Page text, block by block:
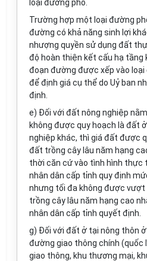
loại đường phố.
Trường hợp một loại đường
đường có khả năng sinh lợi
nhượng quyền sử dụng đất
độ hoàn thiện kết cấu hạ tầng
đoạn đường được xếp vào
để định giá cụ thể do Uỷ ban
định.
e) Đối với đất nông nghiệp
không được quy hoạch là đất
nghiệp khác, thì giá đất được
đất trồng cây lâu năm hạng
thời căn cứ vào tình hình thực
nhân dân cấp tỉnh quy định
nhưng tối đa không được vượt
trồng cây lâu năm hạng cao
nhân dân cấp tỉnh quyết định.
g) Đối với đất ở tại nông thôn
đường giao thông chính (quốc
giao thông, khu thương mại,